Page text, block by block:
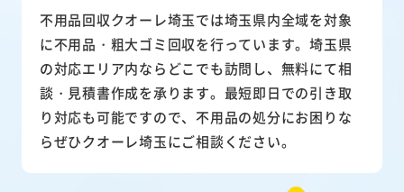
不用品回収クオーレ埼玉では埼玉県内全域を対象
に不用品・粗大ゴミ回収を行っています。埼玉県
の対応エリア内ならどこでも訪問し、無料にて相
談・見積書作成を承ります。最短即日での引き取
り対応も可能ですので、不用品の処分にお困りな
らぜひクオーレ埼玉にご相談ください。